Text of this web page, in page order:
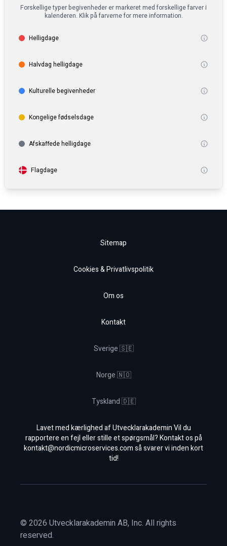
Forskellige typer begivenheder er markeret med forskellige farver i
kalenderen. Klik på farverne for mere information.
Helligdage
Halvdag helligdage
Kulturelle begivenheder
Kongelige fødselsdage
Afskaffede helligdage
Flagdage
Sitemap
Cookies & Privatlivspolitik
Om os
Kontakt
Sverige 🇸🇪
Norge 🇳🇴
Tyskland 🇩🇪
Lavet med kærlighed af Utvecklarakademin Vil du
rapportere en fejl eller stille et spørgsmål? Kontakt os på
kontakt@nordicmicroservices.comså svarer vi inden kort
tid!
© 2026 Utvecklarakademin AB, Inc. All rights
reserved.